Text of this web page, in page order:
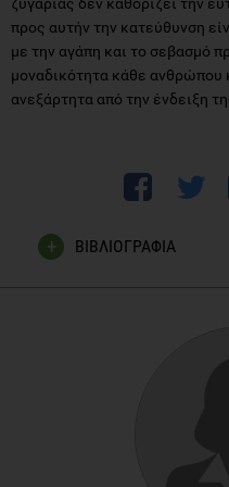
προς αυτήν την κατεύθυνση
με την αγάπη και το σεβασμό
μοναδικότητα κάθε ανθρώπου
ανεξάρτητα από την ένδειξη
ΒΙΒΛΙΟΓΡΑΦΙΑ